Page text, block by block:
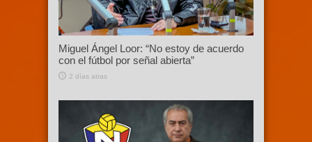
Miguel Ángel Loor: “No estoy de acuerdo
con el fútbol por señal abierta”
2 días atras